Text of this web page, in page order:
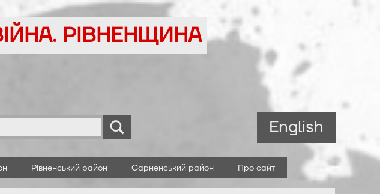
РІВНЕНЩИНА
English
Рівненський район Сарненський район Про сайт